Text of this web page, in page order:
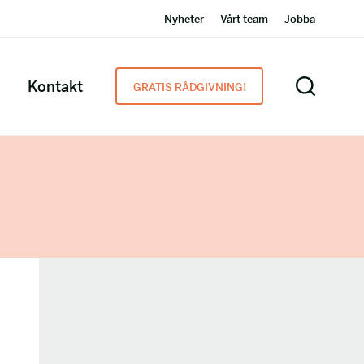
Nyheter Vårt team Jobba
Kontakt GRATIS RÅDGIVNING!